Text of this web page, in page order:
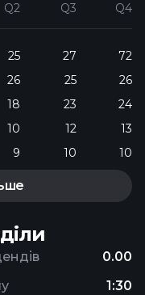
Q2 Q3 Q4
25 27
72
26 25
26
18 23
24
10 12
13
9 10 10
0.00
1:30